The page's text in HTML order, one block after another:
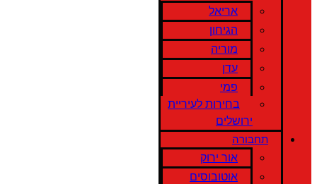
אריאל
הגיחון
מוריה
עדן
פמי
בחירות לעיריית
ירושלים
תחבורה
אור ירוק
אוטובוסים